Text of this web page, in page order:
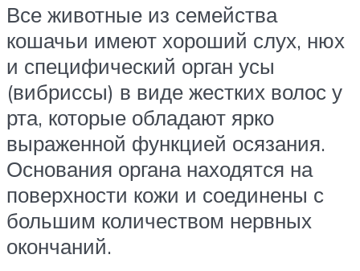
Все животные из семейства
кошачьи имеют хороший слух, нюх
и специфический орган усы
(вибриссы) в виде жестких волос у
рта, которые обладают ярко
выраженной функцией осязания.
Основания органа находятся на
поверхности кожи и соединены с
большим количеством нервных
окончаний.